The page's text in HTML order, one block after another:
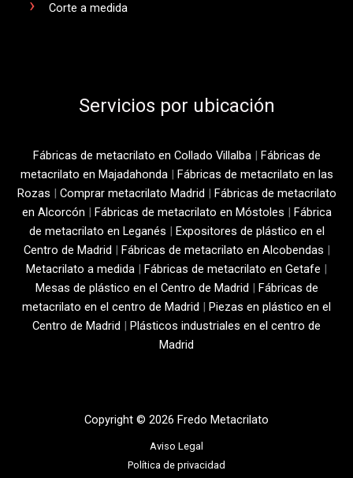
Corte a medida
Servicios por ubicación
Fábricas de metacrilato en Collado Villalba| Fábricas de
metacrilato en Majadahonda| Fábricas de metacrilato en las
Rozas | Comprar metacrilato Madrid | Fábricas de metacrilato
en Alcorcón | Fábricas de metacrilato en Móstoles | Fábrica
de metacrilato en Leganés | Expositores de plástico en el
Centro de Madrid | Fábricas de metacrilato en Alcobendas |
Metacrilato a medida | Fábricas de metacrilato en Getafe |
Mesas de plástico en el Centro de Madrid | Fábricas de
metacrilato en el centro de Madrid | Piezas en plástico en el
Centro de Madrid | Plásticos industriales en el centro de
Madrid
Copyright © 2026 Fredo Metacrilato
Aviso Legal
Política de privacidad